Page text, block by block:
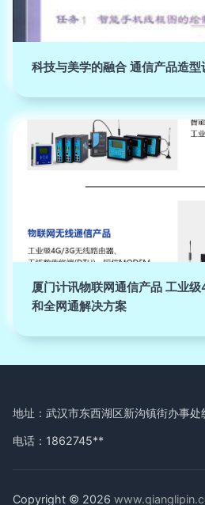
科技与美学的融合 通信产品造
厦门计讯物联网通信产品 工业
和全网通解决方案
地址：武汉市东西湖区新沟镇街办事处
电话：1862745**
Copyright © 2026